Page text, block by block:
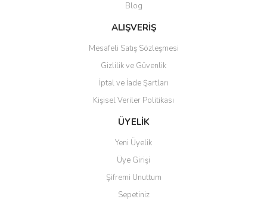
Blog
ALIŞVERİŞ
Mesafeli Satış Sözleşmesi
Gizlilik ve Güvenlik
İptal ve İade Şartları
Kişisel Veriler Politikası
ÜYELİK
Yeni Üyelik
Üye Girişi
Şifremi Unuttum
Sepetiniz